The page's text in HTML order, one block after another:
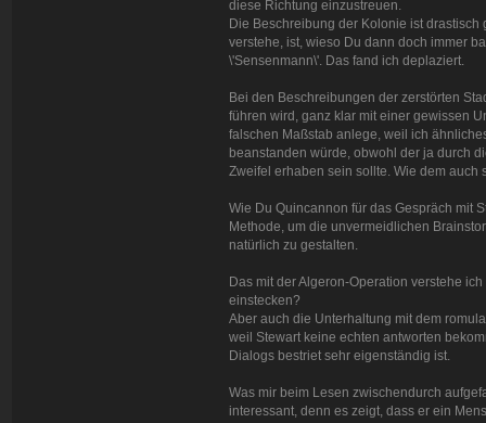
diese Richtung einzustreuen.
Die Beschreibung der Kolonie ist
verstehe, ist, wieso Du dann doch immer
\'Sensenmann\'. Das fand ich deplaziert.
Bei den Beschreibungen der zerstörten
führen wird, ganz klar mit einer gewissen
falschen Maßstab anlege, weil ich
beanstanden würde, obwohl der ja durch
Zweifel erhaben sein sollte. Wie dem auch
Wie Du Quincannon für das Gespräch mit
Methode, um die unvermeidlichen
natürlich zu gestalten.
Das mit der Algeron-Operation verstehe
einstecken?
Aber auch die Unterhaltung mit dem
weil Stewart keine echten antworten
Dialogs bestriet sehr eigenständig ist.
Was mir beim Lesen zwischendurch
interessant, denn es zeigt, dass er ein